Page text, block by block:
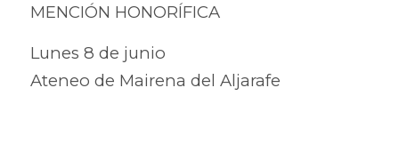
MENCIÓN HONORÍFICA
Lunes 8 de junio
Ateneo de Mairena del Aljarafe